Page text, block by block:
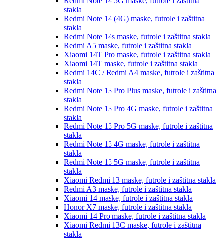
stakla
Redmi Note 14 (4G) maske, futrole i zaštitna
stakla
Redmi Note 14s maske, futrole i zaštitna stakla
Redmi A5 maske, futrole i zaštitna stakla
Xiaomi 14T Pro maske, futrole i zaštitna stakla
Xiaomi 14T maske, futrole i zaštitna stakla
Redmi 14C / Redmi A4 maske, futrole i zaštitna
stakla
Redmi Note 13 Pro Plus maske, futrole i zaštitna
stakla
Redmi Note 13 Pro 4G maske, futrole i zaštitna
stakla
Redmi Note 13 Pro 5G maske, futrole i zaštitna
stakla
Redmi Note 13 4G maske, futrole i zaštitna
stakla
Redmi Note 13 5G maske, futrole i zaštitna
stakla
Xiaomi Redmi 13 maske, futrole i zaštitna stakla
Redmi A3 maske, futrole i zaštitna stakla
Xiaomi 14 maske, futrole i zaštitna stakla
Honor X7 maske, futrole i zaštitna stakla
Xiaomi 14 Pro maske, futrole i zaštitna stakla
Xiaomi Redmi 13C maske, futrole i zaštitna
stakla